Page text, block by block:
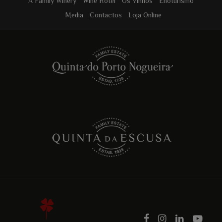
Media
Contactos Loja Online